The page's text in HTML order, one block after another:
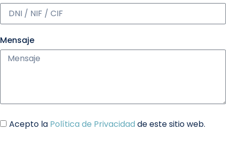
Mensaje
Acepto la Política de Privacidad de este sitio web.